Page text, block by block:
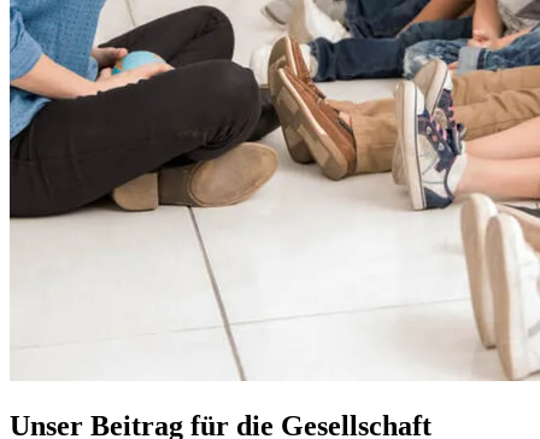
Unser Beitrag für die Gesellschaft